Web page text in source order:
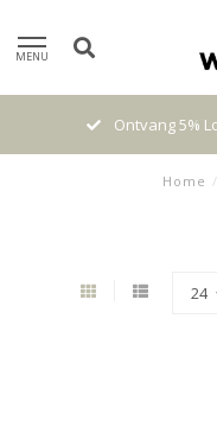
MENU
Ontvang 5%
Home /